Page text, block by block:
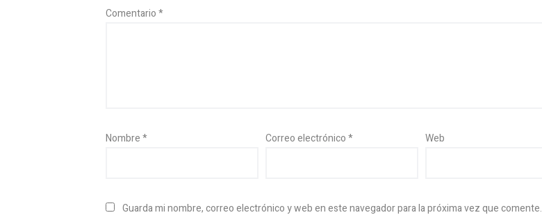
Comentario*
Nombre* Correo electrónico* Web
Guarda mi nombre, correo electrónico y web en este navegador para la próxima vez que comente.